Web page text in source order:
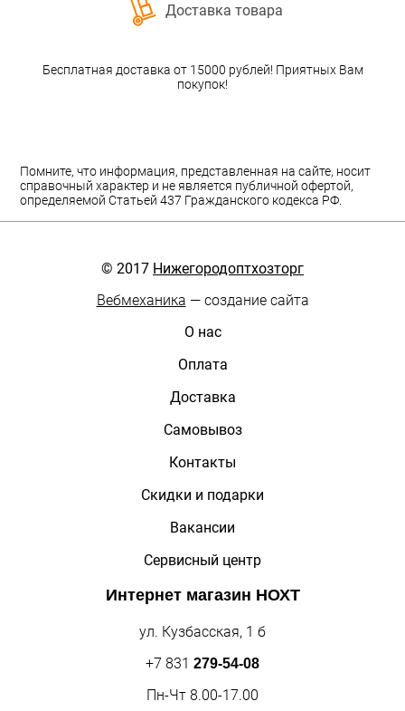
Доставка товара
Бесплатная доставка от 15000 рублей! Приятных Вам
покупок!
Помните, что информация, представленная на сайте, носит
справочный характер и не является публичной офертой,
определяемой Статьей 437 Гражданского кодекса РФ.
© 2017 Нижегородоптхозторг
Вебмеханика — создание сайта
О нас
Оплата
Доставка
Самовывоз
Контакты
Скидки и подарки
Вакансии
Сервисный центр
Интернет магазин НОХТ
ул. Кузбасская, 1 б
+7 831 279-54-08
Пн-Чт 8.00-17.00